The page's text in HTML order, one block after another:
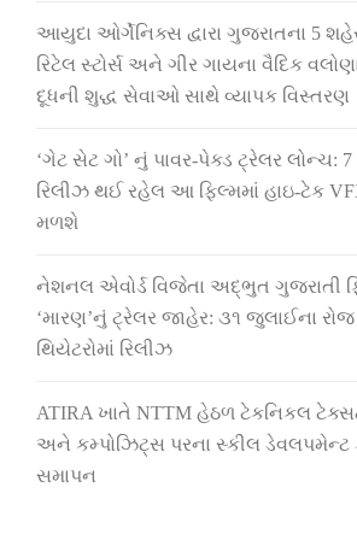
આયુદા ઓર્ગેનિક્સ દ્વારા ગુજરાતના 5
રિટેલ સ્ટોર્સ અને ગીર ગાયના વૈદિક
દૂધની શુદ્ધ સેવાઓ સાથે વ્યાપક વિસ્તરણ
‘ગેટ સેટ ગો’ નું પાવર-પેક્ડ ટ્રેલર લોન્ચ:
રિલીઝ થઈ રહેલ આ ફિલ્મમાં હાઇ-ટેક
મળશે
નેશનલ એવોર્ડ વિજેતા અદ્ભુત ગુજરાતી
‘મારણ’નું ટ્રેલર જાહેર: ૩૧ જુલાઈના
થિયેટરોમાં રિલીઝ
ATIRA ખાતે NTTM હેઠળ ટેકનિકલ
અને કમ્પોઝિટ્સ પરના સ્કીલ ડેવલપમેન્ટ
સમાપન